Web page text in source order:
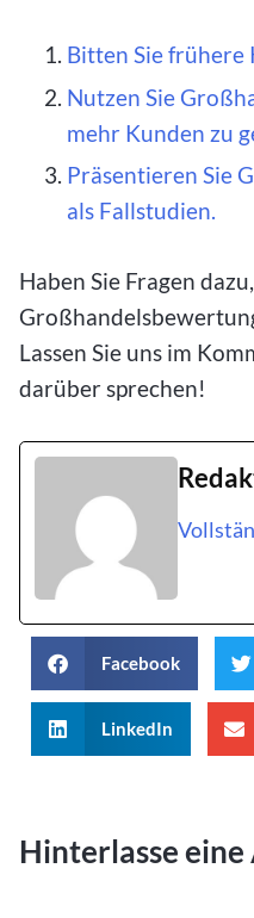
Bitten Sie frühere
Nutzen Sie
mehr Kunden zu
Präsentieren Sie
als Fallstudien.
Haben Sie Fragen
Lassen Sie uns im
darüber sprechen!
Facebook
LinkedIn
Hinterlasse